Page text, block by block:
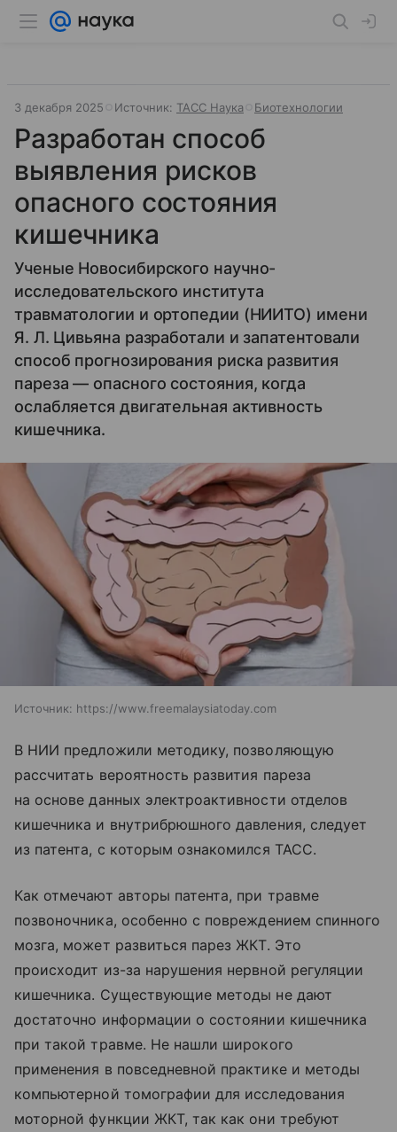
3 декабря 2025 Источник: ТАСС Наука Биотехнологии
Разработан способ
выявления рисков
опасного состояния
кишечника
Ученые Новосибирского научно-
исследовательского института
травматологии и ортопедии (НИИТО) имени
Я. Л. Цивьяна разработали и запатентовали
способ прогнозирования риска развития
пареза — опасного состояния, когда
ослабляется двигательная активность
кишечника.
Источник: https://www.freemalaysiatoday.com
В НИИ предложили методику, позволяющую
рассчитать вероятность развития пареза
на основе данных электроактивности отделов
кишечника и внутрибрюшного давления, следует
из патента, с которым ознакомился ТАСС.
Как отмечают авторы патента, при травме
позвоночника, особенно с повреждением спинного
мозга, может развиться парез ЖКТ. Это
происходит из-за нарушения нервной регуляции
кишечника. Существующие методы не дают
достаточно информации о состоянии кишечника
при такой травме. Не нашли широкого
применения в повседневной практике и методы
компьютерной томографии для исследования
моторной функции ЖКТ, так как они требуют